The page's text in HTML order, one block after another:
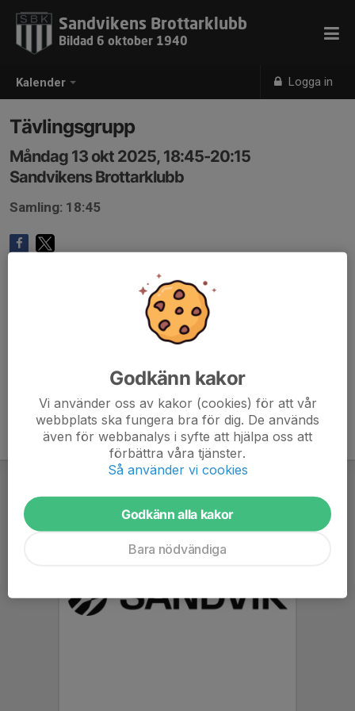
Kalender Logga in
Sandvikens Brottarklubb
Bildad 6 oktober 1940
Tävlingsgrupp
Måndag 13 okt 2025, 18:45-20:15
Sandvikens Brottarklubb
Samling: 18:45
Godkänn kakor
Vi använder oss av kakor (cookies) för att vår
webbplats ska fungera bra för dig. De används
även för webbanalys i syfte att hjälpa oss att
förbättra våra tjänster.
Så använder vi cookies
Godkänn alla kakor
Bara nödvändiga